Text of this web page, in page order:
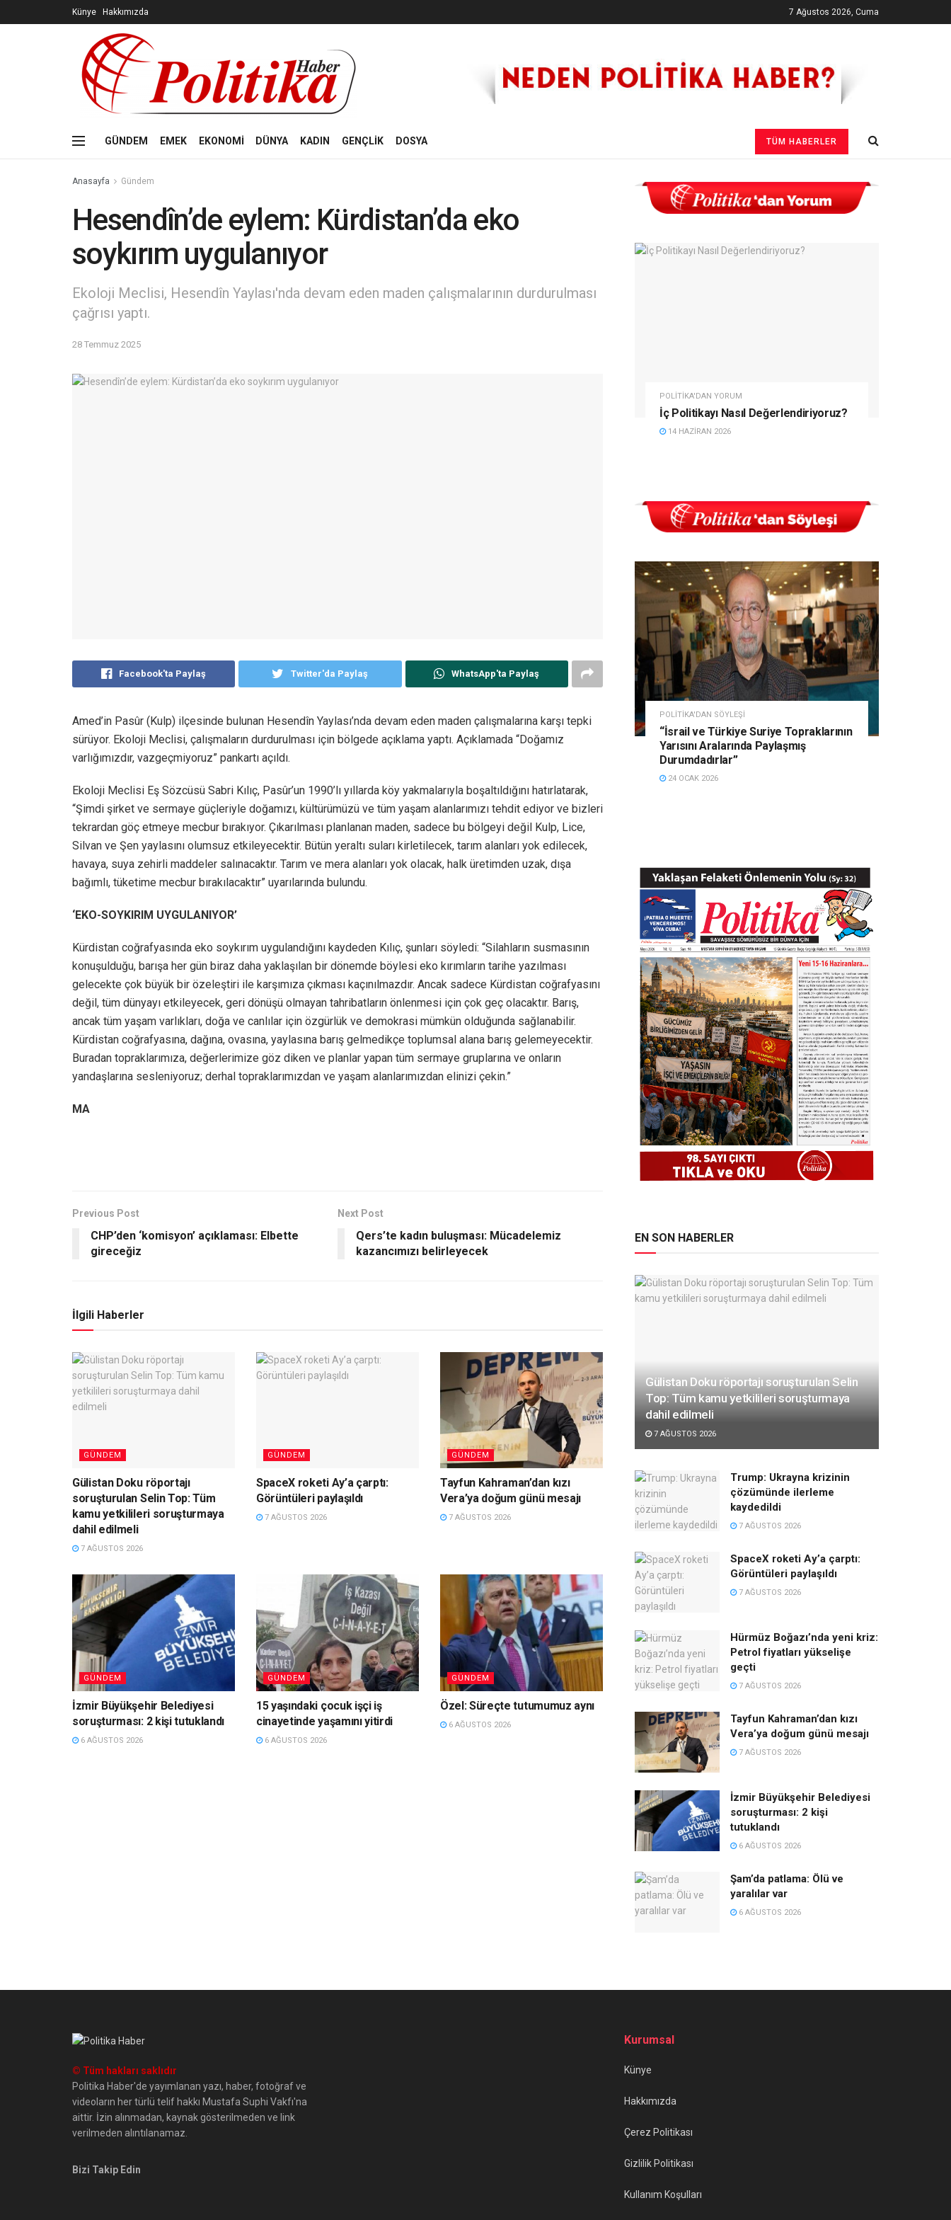
Künye Hakkımızda 7 Ağustos 2026, Cuma
GÜNDEM EMEK EKONOMİ DÜNYA KADIN GENÇLİK DOSYA TÜM HABERLER
Anasayfa Gündem
Hesendîn’de eylem: Kürdistan’da eko
soykırım uygulanıyor
Ekoloji Meclisi, Hesendîn Yaylası'nda devam eden maden çalışmalarının durdurulması
çağrısı yaptı.
28 Temmuz 2025
Facebook'ta Paylaş Twitter'da Paylaş WhatsApp'ta Paylaş
Amed’in Pasûr (Kulp) ilçesinde bulunan Hesendîn Yaylası’nda devam eden maden çalışmalarına karşı tepki
sürüyor. Ekoloji Meclisi, çalışmaların durdurulması için bölgede açıklama yaptı. Açıklamada “Doğamız
varlığımızdır, vazgeçmiyoruz” pankartı açıldı.
Ekoloji Meclisi Eş Sözcüsü Sabri Kılıç, Pasûr’un 1990’lı yıllarda köy yakmalarıyla boşaltıldığını hatırlatarak,
“Şimdi şirket ve sermaye güçleriyle doğamızı, kültürümüzü ve tüm yaşam alanlarımızı tehdit ediyor ve bizleri
tekrardan göç etmeye mecbur bırakıyor. Çıkarılması planlanan maden, sadece bu bölgeyi değil Kulp, Lice,
Silvan ve Şen yaylasını olumsuz etkileyecektir. Bütün yeraltı suları kirletilecek, tarım alanları yok edilecek,
havaya, suya zehirli maddeler salınacaktır. Tarım ve mera alanları yok olacak, halk üretimden uzak, dışa
bağımlı, tüketime mecbur bırakılacaktır” uyarılarında bulundu.
‘EKO-SOYKIRIM UYGULANIYOR’
Kürdistan coğrafyasında eko soykırım uygulandığını kaydeden Kılıç, şunları söyledi: “Silahların susmasının
konuşulduğu, barışa her gün biraz daha yaklaşılan bir dönemde böylesi eko kırımların tarihe yazılması
gelecekte çok büyük bir özeleştiri ile karşımıza çıkması kaçınılmazdır. Ancak sadece Kürdistan coğrafyasını
değil, tüm dünyayı etkileyecek, geri dönüşü olmayan tahribatların önlenmesi için çok geç olacaktır. Barış,
ancak tüm yaşam varlıkları, doğa ve canlılar için özgürlük ve demokrasi mümkün olduğunda sağlanabilir.
Kürdistan coğrafyasına, dağına, ovasına, yaylasına barış gelmedikçe toplumsal alana barış gelemeyecektir.
Buradan topraklarımıza, değerlerimize göz diken ve planlar yapan tüm sermaye gruplarına ve onların
yandaşlarına sesleniyoruz; derhal topraklarımızdan ve yaşam alanlarımızdan elinizi çekin.”
MA
Previous Post
CHP’den ‘komisyon’ açıklaması: Elbette
gireceğiz
Next Post
Qers’te kadın buluşması: Mücadelemiz
kazancımızı belirleyecek
İlgili Haberler
GÜNDEM
Gülistan Doku röportajı
soruşturulan Selin Top: Tüm
kamu yetkilileri soruşturmaya
dahil edilmeli
7 AĞUSTOS 2026
GÜNDEM
SpaceX roketi Ay’a çarptı:
Görüntüleri paylaşıldı
7 AĞUSTOS 2026
GÜNDEM
Tayfun Kahraman’dan kızı
Vera’ya doğum günü mesajı
7 AĞUSTOS 2026
GÜNDEM
İzmir Büyükşehir Belediyesi
soruşturması: 2 kişi tutuklandı
6 AĞUSTOS 2026
GÜNDEM
15 yaşındaki çocuk işçi iş
cinayetinde yaşamını yitirdi
6 AĞUSTOS 2026
GÜNDEM
Özel: Süreçte tutumumuz aynı
6 AĞUSTOS 2026
POLITIKA'DAN YORUM
İç Politikayı Nasıl Değerlendiriyoruz?
14 HAZIRAN 2026
POLITIKA'DAN SÖYLEŞI
“İsrail ve Türkiye Suriye Topraklarının
Yarısını Aralarında Paylaşmış
Durumdadırlar”
24 OCAK 2026
EN SON HABERLER
Gülistan Doku röportajı soruşturulan Selin
Top: Tüm kamu yetkilileri soruşturmaya
dahil edilmeli
7 AĞUSTOS 2026
Trump: Ukrayna krizinin
çözümünde ilerleme
kaydedildi
7 AĞUSTOS 2026
SpaceX roketi Ay’a çarptı:
Görüntüleri paylaşıldı
7 AĞUSTOS 2026
Hürmüz Boğazı’nda yeni kriz:
Petrol fiyatları yükselişe
geçti
7 AĞUSTOS 2026
Tayfun Kahraman’dan kızı
Vera’ya doğum günü mesajı
7 AĞUSTOS 2026
İzmir Büyükşehir Belediyesi
soruşturması: 2 kişi
tutuklandı
6 AĞUSTOS 2026
Şam’da patlama: Ölü ve
yaralılar var
6 AĞUSTOS 2026
© Tüm hakları saklıdır
Politika Haber'de yayımlanan yazı, haber, fotoğraf ve
videoların her türlü telif hakkı Mustafa Suphi Vakfı'na
aittir. İzin alınmadan, kaynak gösterilmeden ve link
verilmeden alıntılanamaz.
Bizi Takip Edin
Kurumsal
Künye
Hakkımızda
Çerez Politikası
Gizlilik Politikası
Kullanım Koşulları